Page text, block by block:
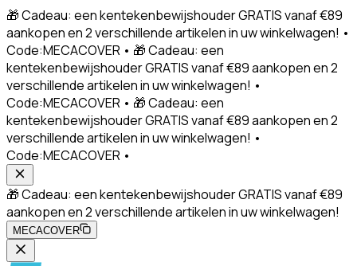
🎁 Cadeau: een kentekenbewijshouder GRATIS vanaf €89
aankopen en 2 verschillende artikelen in uw winkelwagen! •
Code:MECACOVER • 🎁 Cadeau: een
kentekenbewijshouder GRATIS vanaf €89 aankopen en 2
verschillende artikelen in uw winkelwagen! •
Code:MECACOVER • 🎁 Cadeau: een
kentekenbewijshouder GRATIS vanaf €89 aankopen en 2
verschillende artikelen in uw winkelwagen! •
Code:MECACOVER •
🎁 Cadeau: een kentekenbewijshouder GRATIS vanaf €89
aankopen en 2 verschillende artikelen in uw winkelwagen!
MECACOVER